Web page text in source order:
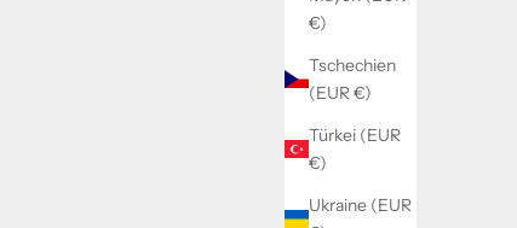
€)
Tschechien
(EUR €)
Türkei (EUR
€)
Ukraine (EUR